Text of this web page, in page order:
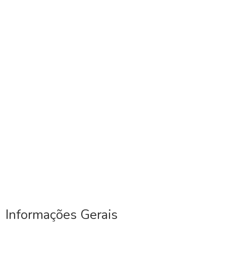
Informações Gerais